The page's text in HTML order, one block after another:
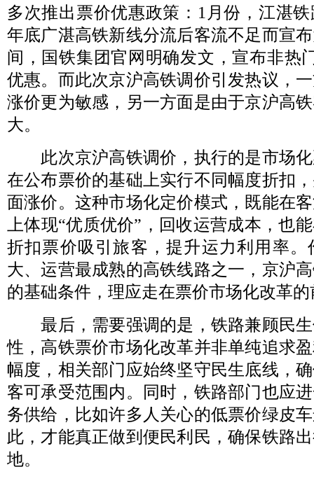
多次推出票价优惠政策：1月份，江湛
年底广湛高铁新线分流后客流不足而宣
间，国铁集团官网明确发文，宣布非热
优惠。而此次京沪高铁调价引发热议，
涨价更为敏感，另一方面是由于京沪高
大。
此次京沪高铁调价，执行的是市场化
在公布票价的基础上实行不同幅度折扣
面涨价。这种市场化定价模式，既能在
上体现“优质优价”，回收运营成本，也
折扣票价吸引旅客，提升运力利用率。
大、运营最成熟的高铁线路之一，京沪
的基础条件，理应走在票价市场化改革
最后，需要强调的是，铁路兼顾民生
性，高铁票价市场化改革并非单纯追求
幅度，相关部门应始终坚守民生底线，
客可承受范围内。同时，铁路部门也应
务供给，比如许多人关心的低票价绿皮
此，才能真正做到便民利民，确保铁路
地。